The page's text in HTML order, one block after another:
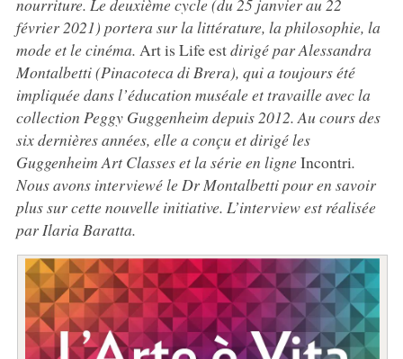
février 2021) portera sur la littérature, la philosophie, la
mode et le cinéma. Art is Life estdirigé par Alessandra
Montalbetti (Pinacoteca di Brera), qui a toujours été
impliquée dans l’éducation muséale et travaille avec la
collection Peggy Guggenheim depuis 2012. Au cours des
six dernières années, elle a conçu et dirigé les
Guggenheim Art Classes et la série en ligneIncontri.
Nous avons interviewé le Dr Montalbetti pour en savoir
plus sur cette nouvelle initiative. L’interview est réalisée
par Ilaria Baratta.